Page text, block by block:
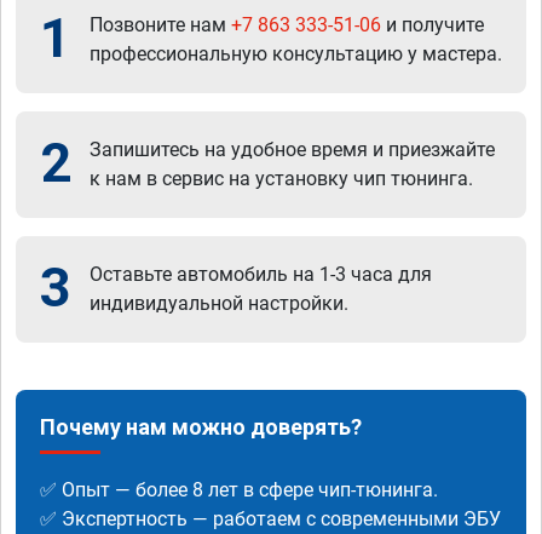
1 Позвоните нам +7 863 333-51-06 и получите
профессиональную консультацию у мастера.
2
Запишитесь на удобное время и приезжайте
к нам в сервис на установку чип тюнинга.
3
Оставьте автомобиль на 1-3 часа для
индивидуальной настройки.
Почему нам можно доверять?
✅ Опыт — более 8 лет в сфере чип-тюнинга.
✅ Экспертность — работаем с современными ЭБУ